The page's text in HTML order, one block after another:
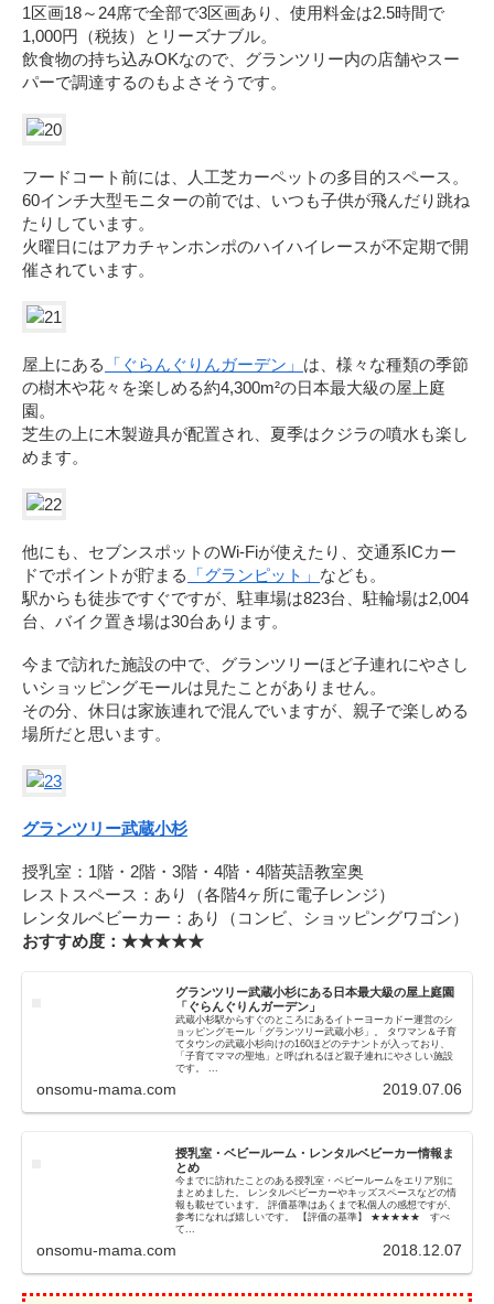
1区画18～24席で全部で3区画あり、使用料金は2.5時間で
1,000円（税抜）とリーズナブル。
飲食物の持ち込みOKなので、グランツリー内の店舗やスー
パーで調達するのもよさそうです。
フードコート前には、人工芝カーペットの多目的スペース。
60インチ大型モニターの前では、いつも子供が飛んだり跳ね
たりしています。
火曜日にはアカチャンホンポのハイハイレースが不定期で開
催されています。
屋上にある 「ぐらんぐりんガーデン」 は、様々な種類の季節
の樹木や花々を楽しめる約4,300m²の日本最大級の屋上庭
園。
芝生の上に木製遊具が配置され、夏季はクジラの噴水も楽し
めます。
他にも、セブンスポットのWi-Fiが使えたり、交通系ICカー
ドでポイントが貯まる
「グランピット」 なども。
駅からも徒歩ですぐですが、駐車場は823台、駐輪場は2,004
台、バイク置き場は30台あります。
今まで訪れた施設の中で、グランツリーほど子連れにやさし
いショッピングモールは見たことがありません。
その分、休日は家族連れで混んでいますが、親子で楽しめる
場所だと思います。
グランツリー武蔵小杉
授乳室：1階・2階・3階・4階・4階英語教室奥
レストスペース：あり（各階4ヶ所に電子レンジ）
レンタルベビーカー：あり（コンビ、ショッピングワゴン）
おすすめ度：★★★★★
グランツリー武蔵小杉にある日本最大級の屋上庭園
「ぐらんぐりんガーデン」
武蔵小杉駅からすぐのところにあるイトーヨーカドー運営のシ
ョッピングモール「グランツリー武蔵小杉」。 タワマン＆子育
てタウンの武蔵小杉向けの160ほどのテナントが入っており、
「子育てママの聖地」と呼ばれるほど親子連れにやさしい施設
です。 ...
onsomu-mama.com 2019.07.06
授乳室・ベビールーム・レンタルベビーカー情報ま
とめ
今までに訪れたことのある授乳室・ベビールームをエリア別に
まとめました。 レンタルベビーカーやキッズスペースなどの情
報も載せています。 評価基準はあくまで私個人の感想ですが、
参考になれば嬉しいです。 【評価の基準】 ★★★★★ すべ
て...
onsomu-mama.com 2018.12.07